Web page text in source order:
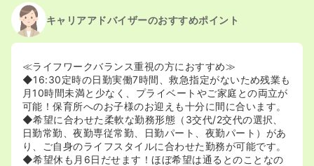
キャリアアドバイザーのおすすめポイント
≪ライフワークバランス重視の方におすすめ≫
◆16:30定時の日勤実働7時間、救急指定がないため残業も
月10時間未満と少なく、プライベートやご家庭との両立が
可能！保育所へのお子様のお迎えも十分に間に合います。
◆希望に合わせた柔軟な勤務形態（3交代/2交代の選択、
日勤常勤、夜勤専従常勤、日勤パート、夜勤パート）があ
り、ご自身のライフスタイルに合わせた勤務が可能です。
◆希望休も月6日だせます！ほぼ希望は通るとのことなの